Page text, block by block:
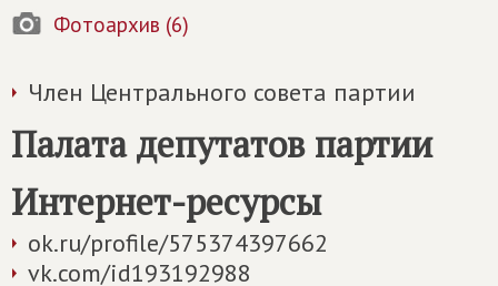
Фотоархив (6)
Член Центрального совета партии
Палата депутатов партии
Интернет-ресурсы
ok.ru/profile/575374397662
vk.com/id193192988